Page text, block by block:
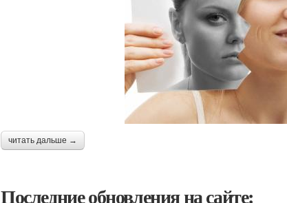
читать дальше →
Последние обновления на сайте: